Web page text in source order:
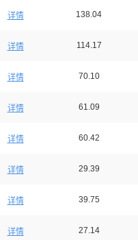
详情 138.04
详情 114.17
详情 70.10
详情 61.09
详情 60.42
详情 29.39
详情 39.75
详情 27.14